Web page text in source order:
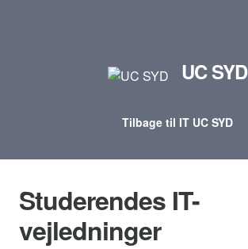
UC SYD
Tilbage til IT UC SYD
Studerendes IT-
vejledninger